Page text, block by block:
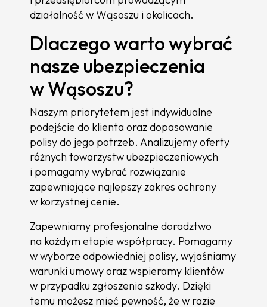
działalność w Wąsoszu i okolicach.
Dlaczego warto wybrać
nasze ubezpieczenia
w Wąsoszu?
Naszym priorytetem jest indywidualne
podejście do klienta oraz dopasowanie
polisy do jego potrzeb. Analizujemy oferty
różnych towarzystw ubezpieczeniowych
i pomagamy wybrać rozwiązanie
zapewniające najlepszy zakres ochrony
w korzystnej cenie.
Zapewniamy profesjonalne doradztwo
na każdym etapie współpracy. Pomagamy
w wyborze odpowiedniej polisy, wyjaśniamy
warunki umowy oraz wspieramy klientów
w przypadku zgłoszenia szkody. Dzięki
temu możesz mieć pewność, że w razie